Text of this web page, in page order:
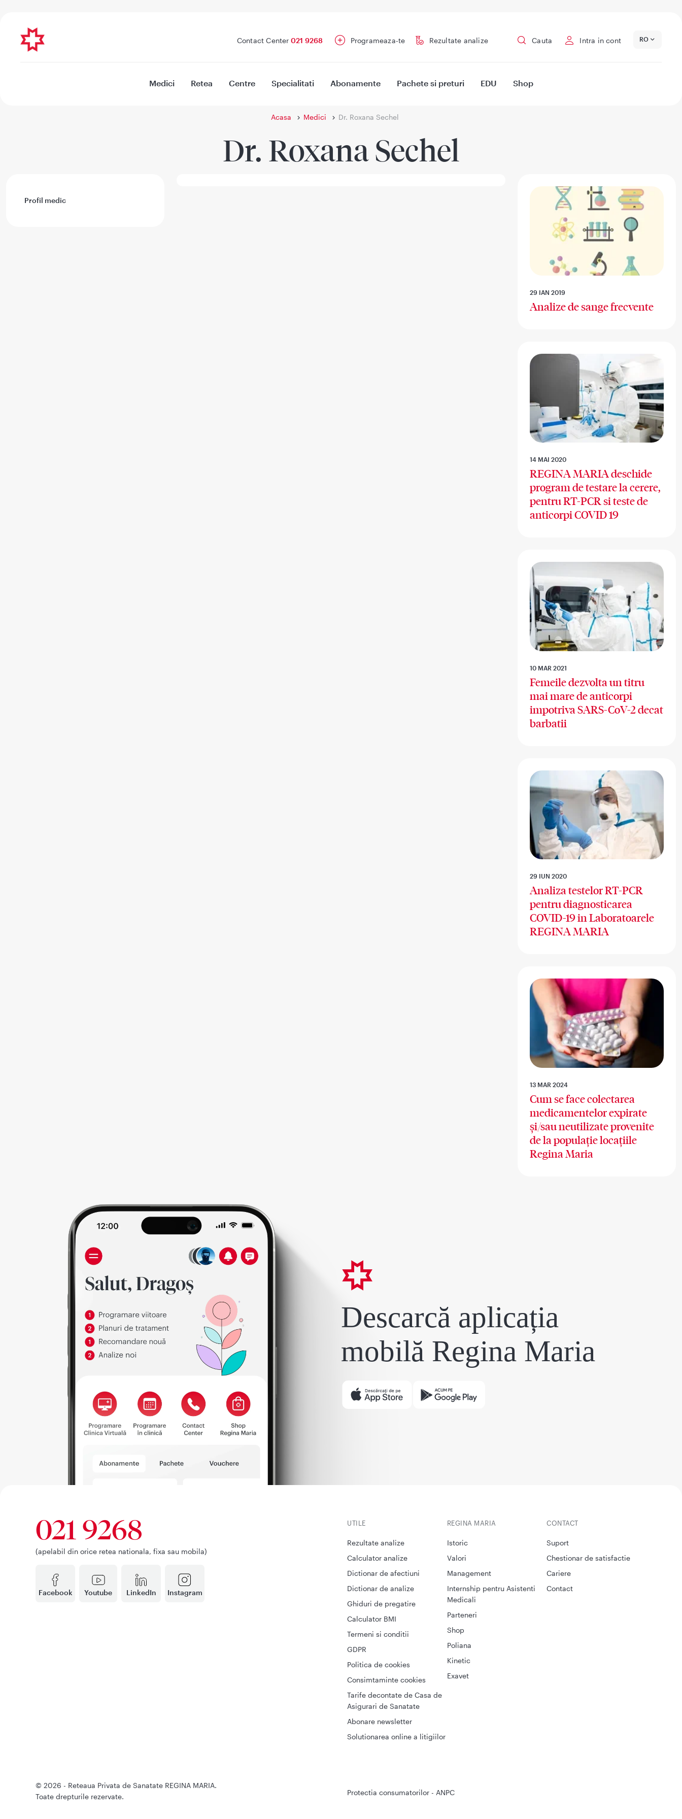
Contact Center 021 9268 Programeaza-te Rezultate analize Cauta Intra in cont RO
Medici Retea Centre Specialitati Abonamente Pachete si preturi EDU Shop
Acasa Medici Dr. Roxana Sechel
Dr. Roxana Sechel
Profil medic
29 IAN 2019
Analize de sange frecvente
14 MAI 2020
REGINA MARIA deschide
program de testare la cerere,
pentru RT-PCR si teste de
anticorpi COVID 19
10 MAR 2021
Femeile dezvolta un titru
mai mare de anticorpi
impotriva SARS-CoV-2 decat
barbatii
29 IUN 2020
Analiza testelor RT-PCR
pentru diagnosticarea
COVID-19 in Laboratoarele
REGINA MARIA
13 MAR 2024
Cum se face colectarea
medicamentelor expirate
și/sau neutilizate provenite
de la populație locațiile
Regina Maria
Descarcă aplicația
mobilă Regina Maria
Facebook Youtube LinkedIn Instagram
021 9268
(apelabil din orice retea nationala, fixa sau mobila)
UTILE
Rezultate analize
Calculator analize
Dictionar de afectiuni
Dictionar de analize
Ghiduri de pregatire
Calculator BMI
Termeni si conditii
GDPR
Politica de cookies
Consimtaminte cookies
Tarife decontate de Casa de
Asigurari de Sanatate
Abonare newsletter
Solutionarea online a litigiilor
CONTACT
Suport
Chestionar de satisfactie
Cariere
Contact
REGINA MARIA
Istoric
Valori
Management
Internship pentru Asistenti
Medicali
Parteneri
Shop
Poliana
Kinetic
Exavet
Protectia consumatorilor - ANPC
© 2026 - Reteaua Privata de Sanatate REGINA MARIA.
Toate drepturile rezervate.